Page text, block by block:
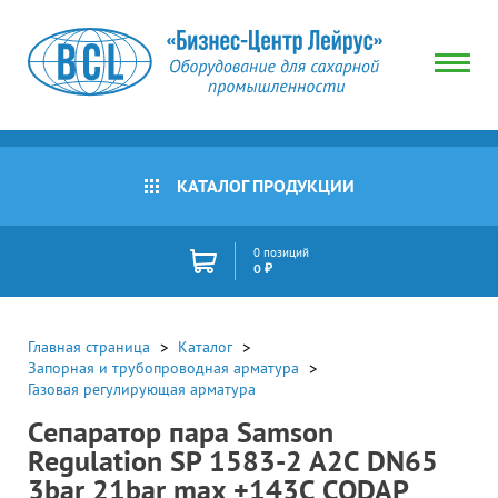
КАТАЛОГ ПРОДУКЦИИ
0 позиций
0 ₽
Главная страница
Каталог
Запорная и трубопроводная арматура
Газовая регулирующая арматура
Сепаратор пара Samson
Regulation SP 1583-2 A2C DN65
3bar 21bar max +143C CODAP